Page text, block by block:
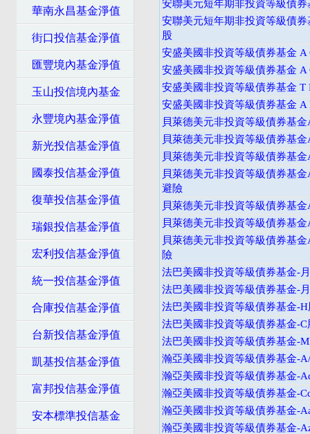
華南永昌基金淨值
街口投信基金淨值
匯豐境內基金淨值
玉山投信境內基金
永豐境內基金淨值
新光投信基金淨值
國泰投信基金淨值
復華投信基金淨值
瑞銀投信基金淨值
宏利投信基金淨值
統一投信基金淨值
合庫投信基金淨值
台新投信基金淨值
凱基投信基金淨值
富邦投信基金淨值
安本標準投信基金
安聯美元短年期非投資等級債
安聯美元短年期非投資等級債
股
安盛美國非投資等級債券基金 A
安盛美國非投資等級債券基金 A
安盛美國非投資等級債券基金 T
安盛美國非投資等級債券基金 A
貝萊德美元非投資等級債券基
貝萊德美元非投資等級債券基
貝萊德美元非投資等級債券基
貝萊德美元非投資等級債券基
避險
貝萊德美元非投資等級債券基金
貝萊德美元非投資等級債券基
貝萊德美元非投資等級債券基
險
法巴美國非投資等級債券基金-
法巴美國非投資等級債券基金-
法巴美國非投資等級債券基金-
法巴美國非投資等級債券基金-C
法巴美國非投資等級債券基金-
瀚亞美國非投資等級債券基金-
瀚亞美國非投資等級債券基金-
瀚亞美國非投資等級債券基金-
瀚亞美國非投資等級債券基金-
瀚亞美國非投資等級債券基金-